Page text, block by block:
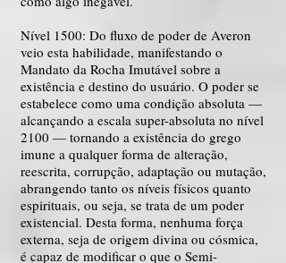
​Nível 1500: Do fluxo de poder de Averon
veio esta habilidade, manifestando o
Mandato da Rocha Imutável sobre a
existência e destino do usuário. O poder se
estabelece como uma condição absoluta —
alcançando a escala super-absoluta no nível
2100 — tornando a existência do grego
imune a qualquer forma de alteração,
reescrita, corrupção, adaptação ou mutação,
abrangendo tanto os níveis físicos quanto
espirituais, ou seja, se trata de um poder
existencial. Desta forma, nenhuma força
externa, seja de origem divina ou cósmica,
é capaz de modificar o que o Semi-